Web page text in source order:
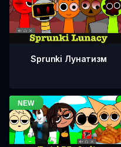
Sprunki Лунатизм